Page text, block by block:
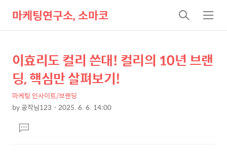
마케팅연구소, 소마코
검
색
메
뉴
상
세
컨
텐
본
제
목
이효리도 컬리 쓴대! 컬리의 10년 브랜
딩, 핵심만 살펴보기!
마케팅 인사이트/브랜딩
by공작님123 2025. 6. 6. 14:00
문댓
글